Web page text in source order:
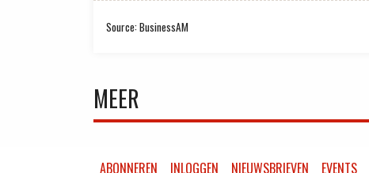
Source: BusinessAM
MEER
ABONNEREN INLOGGEN NIEUWSBRIEVEN EVENTS